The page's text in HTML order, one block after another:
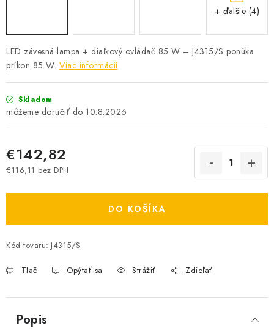
O NÁS - MEGALED & JANTON ZÁKAMENNÉ
Reklamácie a formulár na odstúpenie od zmluvy
O nás - MEGALED & JANTON Zákamenné
Zľavy pre profíkov
Hodnotenie obchodu Moja objednávka
LED závesná lampa + diaľkový ovládač 85 W – J4315/S ponúka
príkon 85 W. Viac informácií
Skladom
10.8.2026
€142,82
€116,11 bez DPH
DO KOŠÍKA
Kód tovaru: J4315/S
Tlač Opýtať sa Strážiť Zdieľať
+ ďalšie (4)
Popis